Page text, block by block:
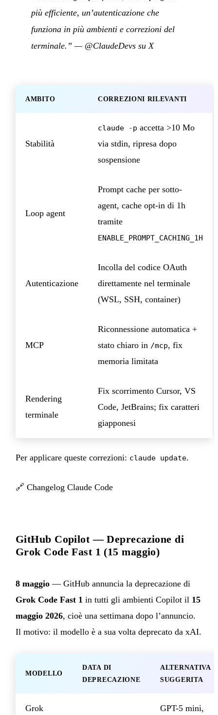
più efficiente, un’autenticazione che
funziona in più ambienti e correzioni del
terminale.” — @ClaudeDevs su X
AMBITO CORREZIONI RILEVANTI
Stabilità
claude -p accetta >10 Mo
via stdin, ripresa dopo
sospensione
Loop agent
Prompt cache per sotto-
agent, cache opt-in di 1h
tramite
ENABLE_PROMPT_CACHING_1H
Autenticazione
Incolla del codice OAuth
direttamente nel terminale
(WSL, SSH, container)
MCP
Riconnessione automatica +
stato chiaro in /mcp, fix
memoria limitata
Rendering
terminale
Fix scorrimento Cursor, VS
Code, JetBrains; fix caratteri
giapponesi
Per applicare queste correzioni: claude update.
🔗 Changelog Claude Code
GitHub Copilot — Deprecazione di
Grok Code Fast 1 (15 maggio)
8 maggio — GitHub annuncia la deprecazione di
Grok Code Fast 1 in tutti gli ambienti Copilot il 15
maggio 2026, cioè una settimana dopo l’annuncio.
Il motivo: il modello è a sua volta deprecato da xAI.
MODELLO
DATA DI
DEPRECAZIONE
ALTERNATIVA
SUGGERITA
Grok GPT-5 mini,